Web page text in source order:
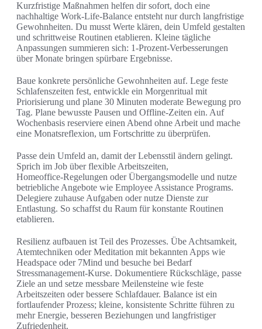
Kurzfristige Maßnahmen helfen dir sofort, doch eine
nachhaltige Work-Life-Balance entsteht nur durch langfristige
Gewohnheiten. Du musst Werte klären, dein Umfeld gestalten
und schrittweise Routinen etablieren. Kleine tägliche
Anpassungen summieren sich: 1‑Prozent‑Verbesserungen
über Monate bringen spürbare Ergebnisse.
Baue konkrete persönliche Gewohnheiten auf. Lege feste
Schlafenszeiten fest, entwickle ein Morgenritual mit
Priorisierung und plane 30 Minuten moderate Bewegung pro
Tag. Plane bewusste Pausen und Offline‑Zeiten ein. Auf
Wochenbasis reserviere einen Abend ohne Arbeit und mache
eine Monatsreflexion, um Fortschritte zu überprüfen.
Passe dein Umfeld an, damit der Lebensstil ändern gelingt.
Sprich im Job über flexible Arbeitszeiten,
Homeoffice‑Regelungen oder Übergangsmodelle und nutze
betriebliche Angebote wie Employee Assistance Programs.
Delegiere zuhause Aufgaben oder nutze Dienste zur
Entlastung. So schaffst du Raum für konstante Routinen
etablieren.
Resilienz aufbauen ist Teil des Prozesses. Übe Achtsamkeit,
Atemtechniken oder Meditation mit bekannten Apps wie
Headspace oder 7Mind und besuche bei Bedarf
Stressmanagement‑Kurse. Dokumentiere Rückschläge, passe
Ziele an und setze messbare Meilensteine wie feste
Arbeitszeiten oder bessere Schlafdauer. Balance ist ein
fortlaufender Prozess; kleine, konsistente Schritte führen zu
mehr Energie, besseren Beziehungen und langfristiger
Zufriedenheit.